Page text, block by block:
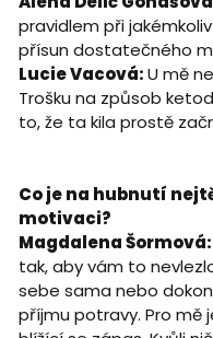
pravidlem při
přísun dostatečného
Lucie Vacová:U mě
Trošku na způsob
to, že ta kila prostě
Co je na hubnutí
motivaci?
Magdalena Šormová:
tak, aby vám to
sebe sama nebo
příjmu potravy. Pro mě